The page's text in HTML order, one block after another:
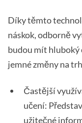
Díky těmto
náskok, odborně
budou mít hluboký
jemné změny na
Častější
učení:
užitečné